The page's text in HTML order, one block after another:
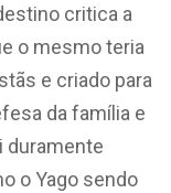
critica a
o mesmo teria
e criado para
da família e
duramente
o Yago sendo